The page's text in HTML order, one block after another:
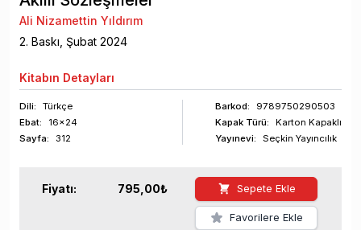
Ali Nizamettin Yıldırım
2. Baskı, Şubat 2024
Kitabın Detayları
Dili:
Türkçe
Ebat:
16x24
Sayfa: 312
Barkod:
9789750290503
Kapak Türü:
Karton Kapaklı
Yayınevi:
Seçkin Yayıncılık
Fiyatı: 795,00₺ Sepete Ekle
Favorilere Ekle